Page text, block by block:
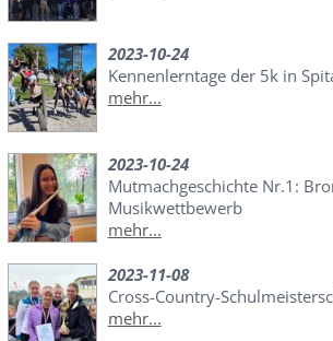
2023-10-24
Kennenlerntage der 5k in
mehr...
2023-10-24
Mutmachgeschichte Nr.1:
Musikwettbewerb
mehr...
2023-11-08
Cross-Country-
mehr...